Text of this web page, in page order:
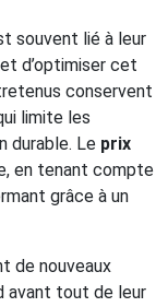
souvent lié à leur
d’optimiser cet
conservent
limite les
durable. Le prix
en tenant compte
grâce à un
de nouveaux
avant tout de leur